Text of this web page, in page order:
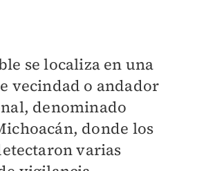
se localiza en una
vecindad o andador
denominado
donde los
varias